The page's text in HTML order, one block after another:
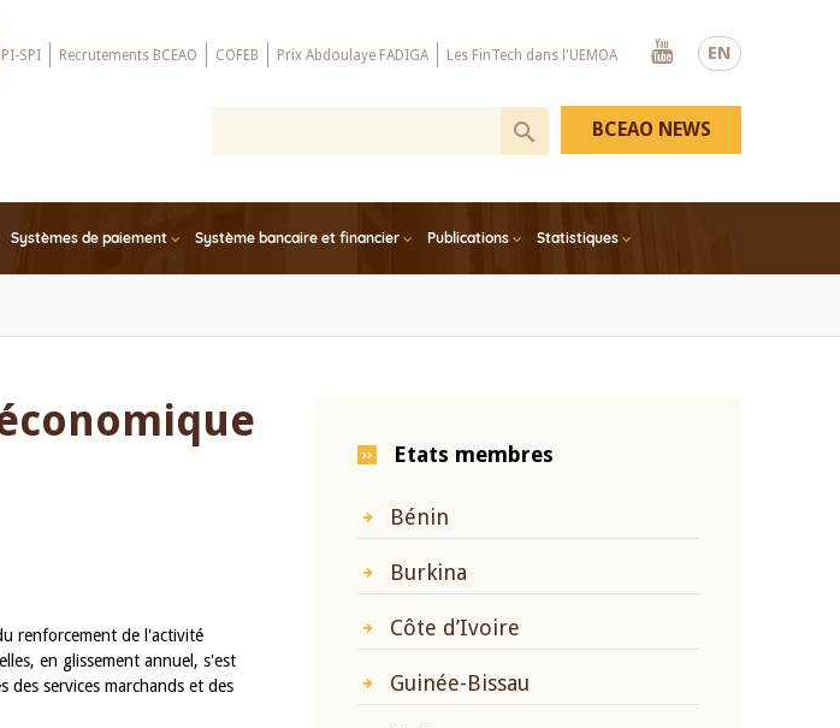
EN
PI-SPI Recrutements BCEAO COFEB Prix Abdoulaye FADIGA Les FinTech dans l'UEMOA
Youtube
Systèmes de paiement Système bancaire et financier Publications Statistiques
BCEAO NEWS
renforcement de l'activité
en glissement annuel, s'est
services marchands et des
Etats membres
Bénin
Burkina
Côte d’Ivoire
Guinée-Bissau